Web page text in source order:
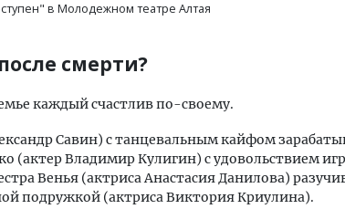
в Молодежном театре Алтая
смерти?
каждый счастлив по-своему.
Савин) с танцевальным кайфом
(актер Владимир Кулигин) с удовольствием
Венья (актриса Анастасия Данилова)
подружкой (актриса Виктория Криулина).